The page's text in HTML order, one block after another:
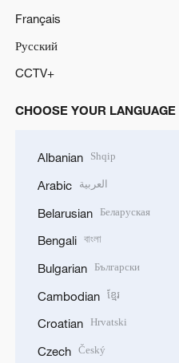
Français
Русский
CCTV+
CHOOSE YOUR LANGUAGE
Albanian Shqip
Arabic العربية
Belarusian Беларуская
Bengali বাংলা
Bulgarian Български
Cambodian ខ្មែរ
Croatian Hrvatski
Czech Český